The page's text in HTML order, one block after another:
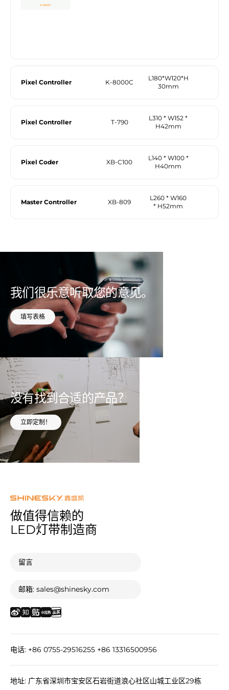
Pixel Controller K-8000C
L180*W120*H
30mm
Pixel Controller T-790
L310 * W152 *
H42mm
Pixel Coder XB-C100
L140 * W100 *
H40mm
Master Controller XB-809
L260 * W160
* H52mm
我们很乐意听取您的意见。
填写表格
没有找到合适的产品？
立即定制！
做值得信赖的
LED灯带制造商
留言
邮箱: sales@shinesky.com
电话: +86 0755-29516255 +86 13316500956
地址: 广东省深圳市宝安区石岩街道浪心社区山城工业区29栋